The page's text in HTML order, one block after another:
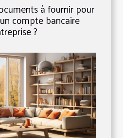
à fournir pour
compte bancaire
?